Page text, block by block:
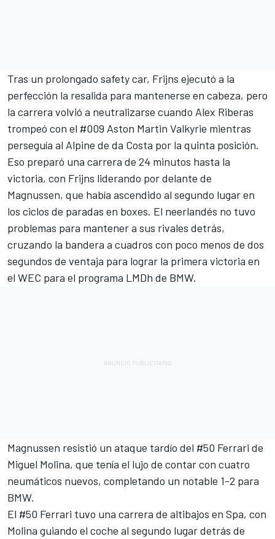
Tras un prolongado safety car, Frijns ejecutó a la
perfección la resalida para mantenerse en cabeza, pero
la carrera volvió a neutralizarse cuando Alex Riberas
trompeó con el #009 Aston Martin Valkyrie mientras
perseguía al Alpine de da Costa por la quinta posición.
Eso preparó una carrera de 24 minutos hasta la
victoria, con Frijns liderando por delante de
Magnussen, que había ascendido al segundo lugar en
los ciclos de paradas en boxes. El neerlandés no tuvo
problemas para mantener a sus rivales detrás,
cruzando la bandera a cuadros con poco menos de dos
segundos de ventaja para lograr la primera victoria en
el WEC para el programa LMDh de BMW.
Magnussen resistió un ataque tardío del #50 Ferrari de
Miguel Molina, que tenía el lujo de contar con cuatro
neumáticos nuevos, completando un notable 1-2 para
BMW.
El #50 Ferrari tuvo una carrera de altibajos en Spa, con
Molina guiando el coche al segundo lugar detrás de